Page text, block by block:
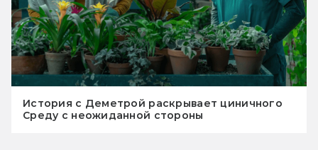
История с Деметрой раскрывает циничного
Среду с неожиданной стороны